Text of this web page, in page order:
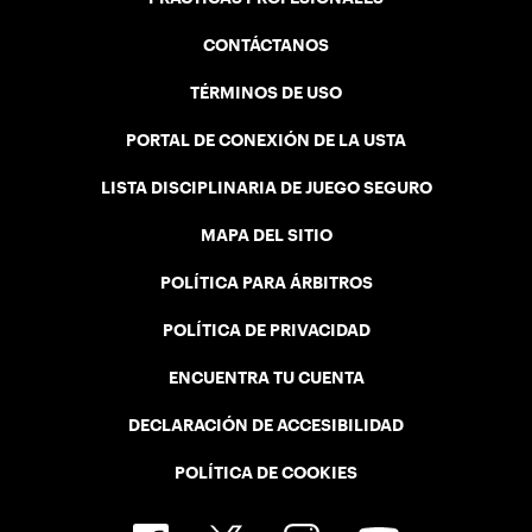
CONTÁCTANOS
TÉRMINOS DE USO
PORTAL DE CONEXIÓN DE LA USTA
LISTA DISCIPLINARIA DE JUEGO SEGURO
MAPA DEL SITIO
POLÍTICA PARA ÁRBITROS
POLÍTICA DE PRIVACIDAD
ENCUENTRA TU CUENTA
DECLARACIÓN DE ACCESIBILIDAD
POLÍTICA DE COOKIES